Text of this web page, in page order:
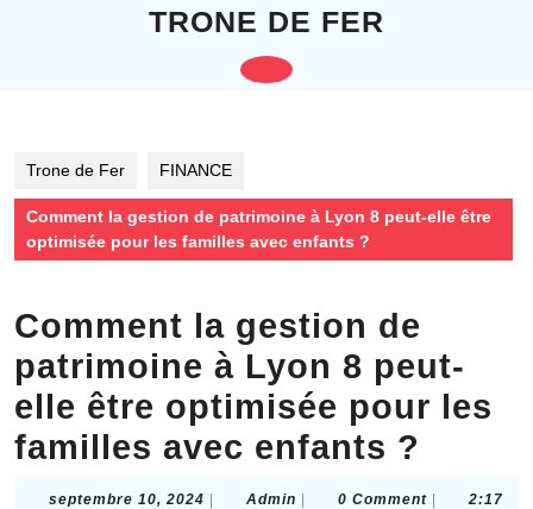
TRONE DE FER
Open
Trone de Fer FINANCE
Comment la gestion de patrimoine à Lyon 8 peut-elle être
optimisée pour les familles avec enfants ?
Comment la gestion de
patrimoine à Lyon 8 peut-
elle être optimisée pour les
familles avec enfants ?
septembre 10, 2024 septembre
Admin Admin0 Comment
2:17